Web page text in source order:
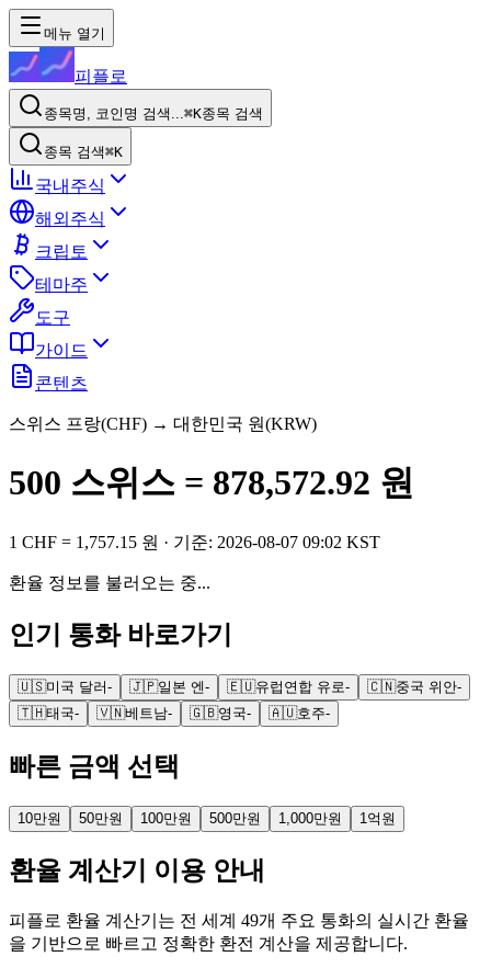
메뉴 열기
피플로
종목명, 코인명 검색...⌘K종목 검색
종목 검색⌘K
국내주식
해외주식
크립토
테마주
도구
가이드
콘텐츠
스위스 프랑(CHF) → 대한민국 원(KRW)
500 스위스 = 878,572.92 원
1 CHF = 1,757.15 원 · 기준: 2026-08-07 09:02 KST
환율 정보를 불러오는 중...
인기 통화 바로가기
🇺🇸미국 달러- 🇯🇵일본 엔- 🇪🇺유럽연합 유로- 🇨🇳중국 위안-
🇹🇭태국- 🇻🇳베트남- 🇬🇧영국- 🇦🇺호주-
빠른 금액 선택
10만원 50만원 100만원 500만원 1,000만원 1억원
환율 계산기 이용 안내
피플로 환율 계산기는 전 세계 49개 주요 통화의 실시간 환율
을 기반으로 빠르고 정확한 환전 계산을 제공합니다.